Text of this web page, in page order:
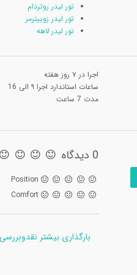
تور لیدر روتردام
تور لیدر زوییترمر
تور لیدر لاهه
اجرا در ۷ روز هفته
ساعات استاندارد اجرا ۹ الی 16
مدت 7 ساعت
0 دیدگاه
Position
Comfort
بارگذاری بیشتر نقدوبررسی